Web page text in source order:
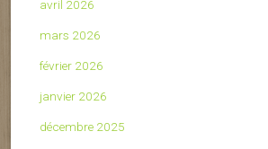
avril 2026
mars 2026
février 2026
janvier 2026
décembre 2025